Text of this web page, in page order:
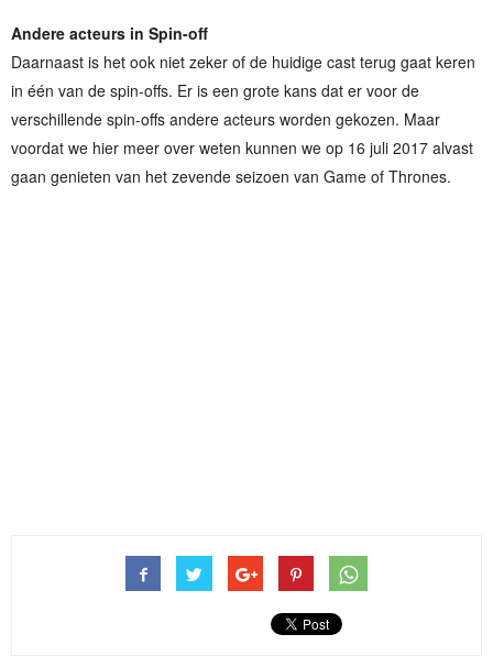
Andere acteurs in Spin-off
Daarnaast is het ook niet zeker of de huidige cast terug gaat keren
in één van de spin-offs. Er is een grote kans dat er voor de
verschillende spin-offs andere acteurs worden gekozen. Maar
voordat we hier meer over weten kunnen we op 16 juli 2017 alvast
gaan genieten van het zevende seizoen van Game of Thrones.